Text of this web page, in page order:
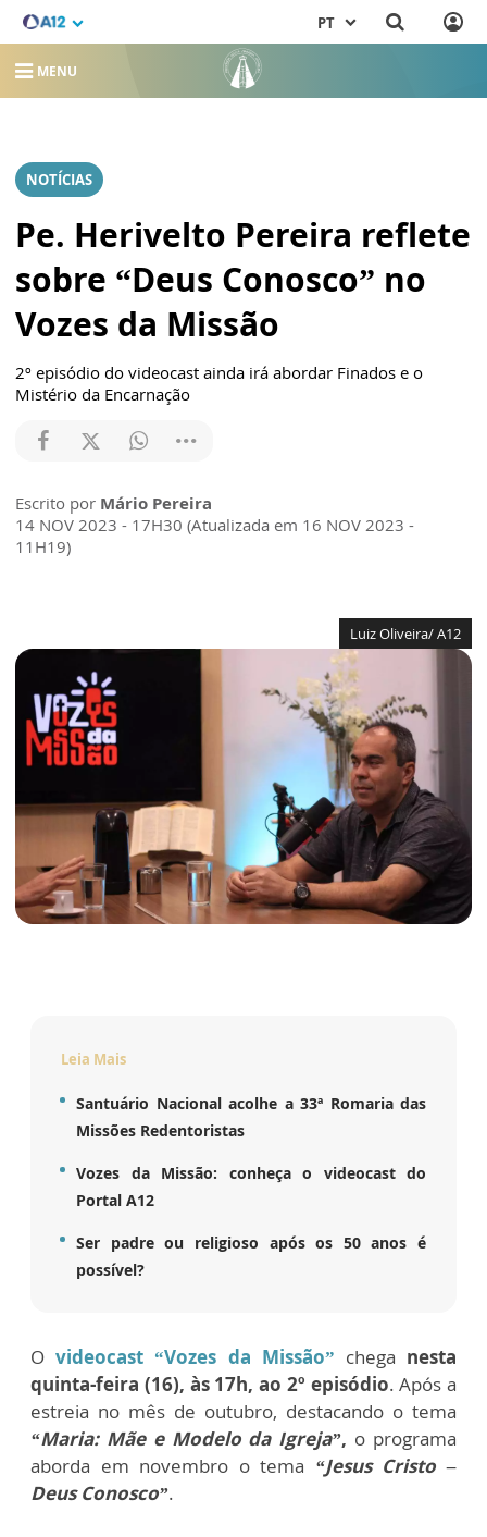
PT
MENU
NOTÍCIAS
Pe. Herivelto Pereira reflete
sobre “Deus Conosco” no
Vozes da Missão
2º episódio do videocast ainda irá abordar Finados e o
Mistério da Encarnação
Escrito por Mário Pereira
14 NOV 2023 - 17H30 (Atualizada em 16 NOV 2023 -
11H19)
Luiz Oliveira/ A12
Leia Mais
Santuário Nacional acolhe a 33ª Romaria das
Missões Redentoristas
Vozes da Missão: conheça o videocast do
Portal A12
Ser padre ou religioso após os 50 anos é
possível?
Ovideocast “Vozes da Missão” chega nesta
quinta-feira (16), às 17h, ao 2º episódio. Após a
estreia no mês de outubro, destacando o tema
“Maria: Mãe e Modelo da Igreja”, o programa
aborda em novembro o tema “Jesus Cristo –
Deus Conosco”.